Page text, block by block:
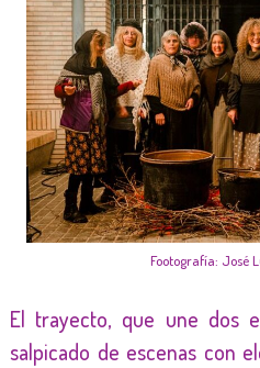
Footografía: José
El trayecto, que une dos
salpicado de escenas con